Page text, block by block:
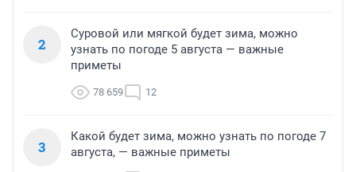
2
Суровой или мягкой будет зима, можно
узнать по погоде 5 августа — важные
приметы
78 659 12
3
Какой будет зима, можно узнать по погоде 7
августа, — важные приметы